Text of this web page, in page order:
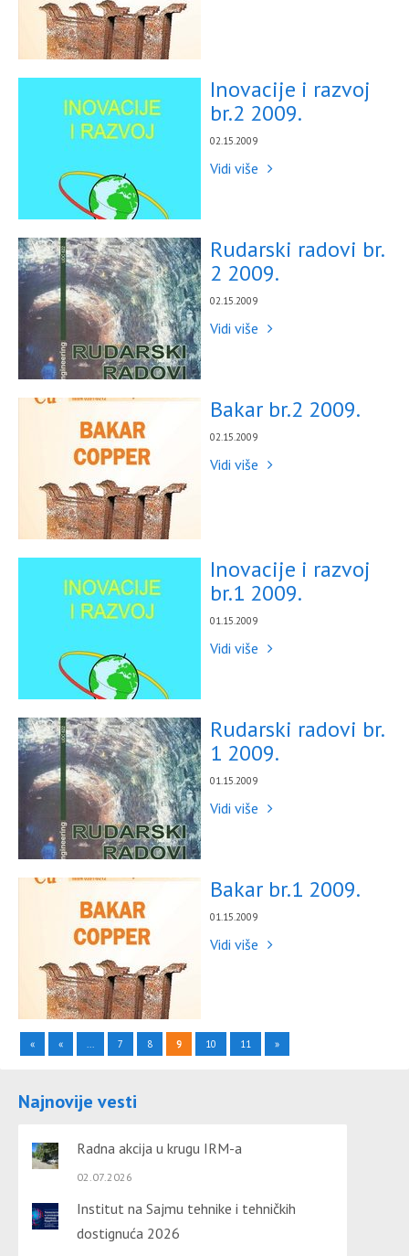
Inovacije i razvoj
br.2 2009.
02.15.2009
Vidi više
Rudarski radovi br.
2 2009.
02.15.2009
Vidi više
Bakar br.2 2009.
02.15.2009
Vidi više
Inovacije i razvoj
br.1 2009.
01.15.2009
Vidi više
Rudarski radovi br.
1 2009.
01.15.2009
Vidi više
Bakar br.1 2009.
01.15.2009
Vidi više
« « ... 7 8 9 10 11 »
Najnovije vesti
Radna akcija u krugu IRM-a
02.07.2026
Institut na Sajmu tehnike i tehničkih
dostignuća 2026